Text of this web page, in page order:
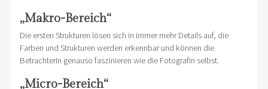
„Makro-Bereich“
Die ersten Strukturen lösen sich in immer mehr Details auf, die
Farben und Strukturen werden erkennbar und können die
BetrachterIn genauso faszinieren wie die FotografIn selbst.
„Micro-Bereich“